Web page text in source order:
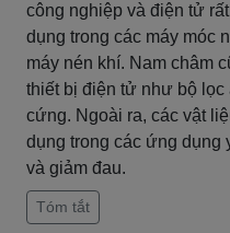
công nghiệp và điện tử
dụng trong các máy móc
máy nén khí. Nam châm
thiết bị điện tử như bộ lọc
cứng. Ngoài ra, các vật
dụng trong các ứng dụng
và giảm đau.
Tóm tắt